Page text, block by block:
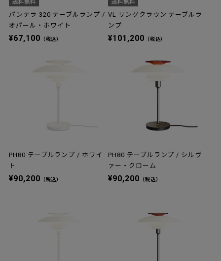
パンテラ 320 テーブルランプ /
オパール・ホワイト
¥67,100 （税込）
VL リングクラウン テーブルラ
ンプ
¥101,200 （税込）
PH80 テーブルランプ / ホワイ
ト
¥90,200 （税込）
PH80 テーブルランプ / シルヴ
ァー・クローム
¥90,200 （税込）